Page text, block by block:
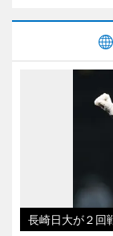
長崎日大が２